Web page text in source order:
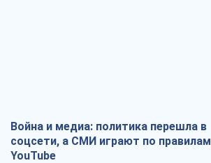
Война и медиа: политика перешла в
соцсети, а СМИ играют по правилам
YouTube